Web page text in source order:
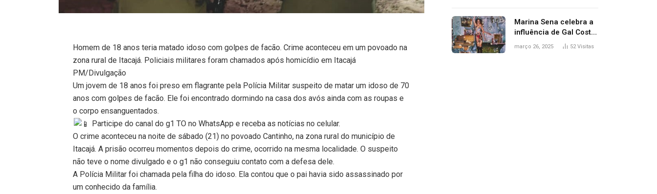
Homem de 18 anos teria matado idoso com golpes de facão. Crime aconteceu em um povoado na
zona rural de Itacajá. Policiais militares foram chamados após homicídio em Itacajá
PM/Divulgação
Um jovem de 18 anos foi preso em flagrante pela Polícia Militar suspeito de matar um idoso de 70
anos com golpes de facão. Ele foi encontrado dormindo na casa dos avós ainda com as roupas e
o corpo ensanguentados.
Participe do canal do g1 TO no WhatsApp e receba as notícias no celular.
O crime aconteceu na noite de sábado (21) no povoado Cantinho, na zona rural do município de
Itacajá. A prisão ocorreu momentos depois do crime, ocorrido na mesma localidade. O suspeito
não teve o nome divulgado e o g1 não conseguiu contato com a defesa dele.
A Polícia Militar foi chamada pela filha do idoso. Ela contou que o pai havia sido assassinado por
um conhecido da família.
Marina Sena celebra a
influência de Gal Costa
na arte do álbum
março 26, 2025 52Visitas